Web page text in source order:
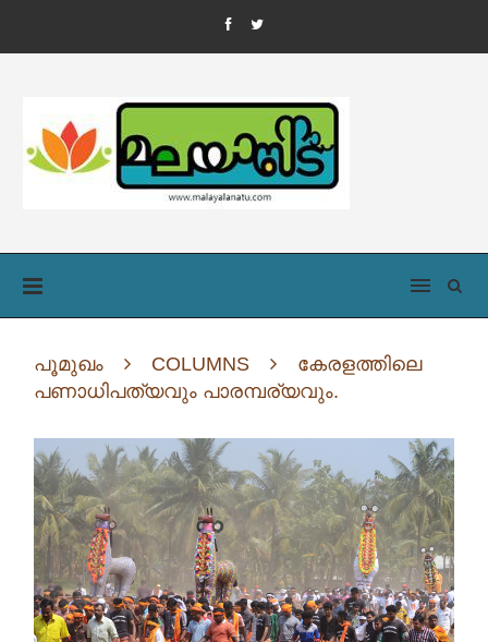
പൂമുഖം COLUMNS
കേരളത്തിലെ
പണാധിപത്യവും പാരമ്പര്യവും.